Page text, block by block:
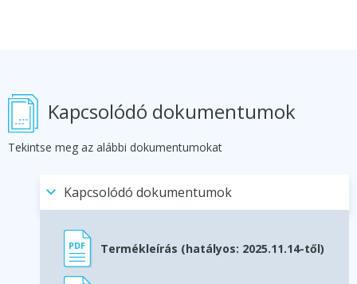
Kapcsolódó dokumentumok
Tekintse meg az alábbi dokumentumokat
Kapcsolódó dokumentumok
Termékleírás (hatályos: 2025.11.14-től)